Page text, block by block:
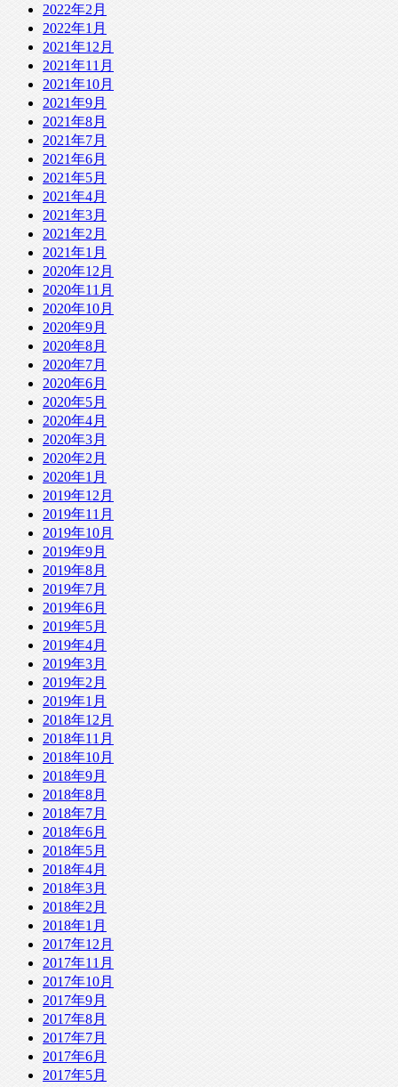
2022年2月
2022年1月
2021年12月
2021年11月
2021年10月
2021年9月
2021年8月
2021年7月
2021年6月
2021年5月
2021年4月
2021年3月
2021年2月
2021年1月
2020年12月
2020年11月
2020年10月
2020年9月
2020年8月
2020年7月
2020年6月
2020年5月
2020年4月
2020年3月
2020年2月
2020年1月
2019年12月
2019年11月
2019年10月
2019年9月
2019年8月
2019年7月
2019年6月
2019年5月
2019年4月
2019年3月
2019年2月
2019年1月
2018年12月
2018年11月
2018年10月
2018年9月
2018年8月
2018年7月
2018年6月
2018年5月
2018年4月
2018年3月
2018年2月
2018年1月
2017年12月
2017年11月
2017年10月
2017年9月
2017年8月
2017年7月
2017年6月
2017年5月